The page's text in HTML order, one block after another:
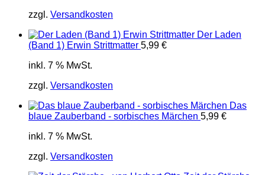
zzgl. Versandkosten
Der Laden
(Band 1) Erwin Strittmatter 5,99 €
inkl. 7 % MwSt.
zzgl. Versandkosten
Das
blaue Zauberband - sorbisches Märchen 5,99 €
inkl. 7 % MwSt.
zzgl. Versandkosten